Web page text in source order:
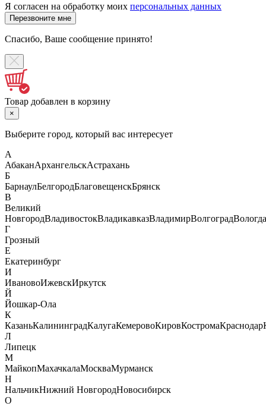
Я согласен на обработку моих персональных данных
Спасибо, Ваше сообщение принято!
Товар добавлен в корзину
×
Выберите город, который вас интересует
А
АбаканАрхангельскАстрахань
Б
БарнаулБелгородБлаговещенскБрянск
В
Великий
НовгородВладивостокВладикавказВладимирВолгоградВологда
Г
Грозный
Е
Екатеринбург
И
ИвановоИжевскИркутск
Й
Йошкар-Ола
К
КазаньКалининградКалугаКемеровоКировКостромаКраснодар
Л
Липецк
М
МайкопМахачкалаМоскваМурманск
Н
НальчикНижний НовгородНовосибирск
О